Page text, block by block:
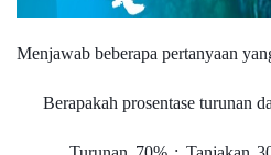
Menjawab beberapa pertanyaan
Berapakah prosentase turunan